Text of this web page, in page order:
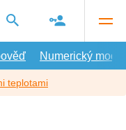
Numerický model
teplotami